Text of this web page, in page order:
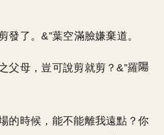
發了。&”葉空滿臉嫌棄道。
之父母，豈可說剪就剪？&”羅
的時候，能不能離我遠點？你